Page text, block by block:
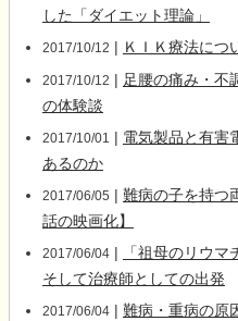
した「ダイエット理論」
2017/10/12 | ＫＩＫ療法につ
2017/10/12 | 足腰の痛み・
の体験談
2017/10/01 | 電気製品と有
あるのか
2017/06/05 | 難病の子を持つ
話の映画化】
2017/06/04|
「祖母のリウマ
そして治療師としての出発
2017/06/04| 難病・重病の原